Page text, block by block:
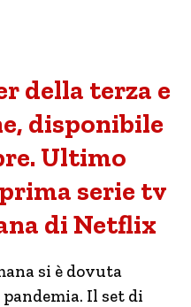
della terza e
disponibile
Ultimo
serie tv
di Netflix
si è dovuta
Il set di